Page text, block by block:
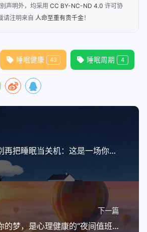
声明外，均采用 CC BY-NC-ND 4.0 许可协
请注明来自 人命至重有贵千金！
睡眠健康 43 睡眠周期 4
中医许群瑶 | 别再把睡眠当关机：这是一场你不知情的夜间”系统大维护“
下一篇
中医许群瑶 | 你的梦，是心理健康的“夜间值班员”与“预警信号”